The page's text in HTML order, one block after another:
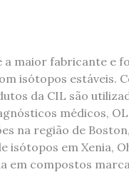
a maior fabricante e
isótopos estáveis.
da CIL são
médicos,
na região de
em Xenia,
em compostos